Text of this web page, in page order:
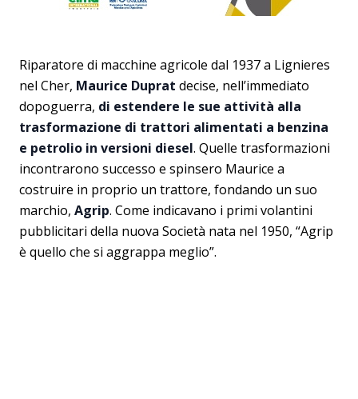
Riparatore di macchine agricole dal 1937 a Lignieres
nel Cher, Maurice Duprat decise, nell’immediato
dopoguerra, di estendere le sue attività alla
trasformazione di trattori alimentati a benzina
e petrolio in versioni diesel. Quelle trasformazioni
incontrarono successo e spinsero Maurice a
costruire in proprio un trattore, fondando un suo
marchio, Agrip. Come indicavano i primi volantini
pubblicitari della nuova Società nata nel 1950, “Agrip
è quello che si aggrappa meglio”.